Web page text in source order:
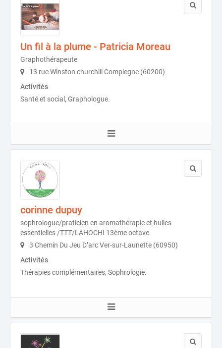
Un fil à la plume - Patricia Moreau
Graphothérapeute
13 rue Winston churchill Compiegne (60200)
Activités
Santé et social, Graphologue.
corinne dupuy
sophrologue/praticien en aromathérapie et huiles
essentielles /TTT/LAHOCHI 13ème octave
3 Chemin Du Jeu D’arc Ver-sur-Launette (60950)
Activités
Thérapies complémentaires, Sophrologie.